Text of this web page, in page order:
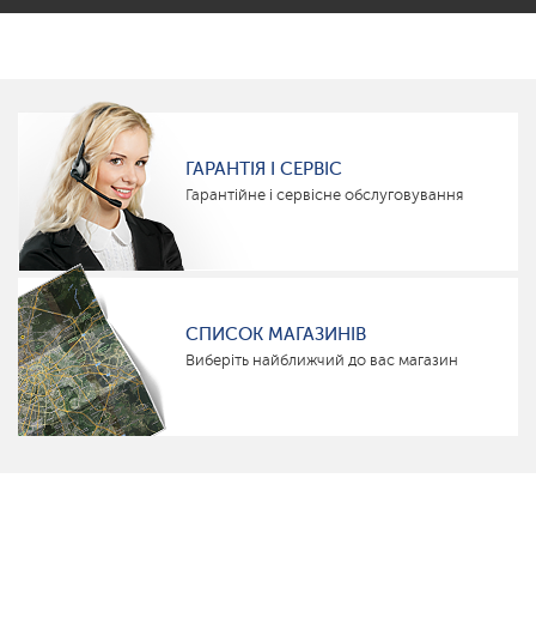
ГАРАНТІЯ І СЕРВІС
Гарантійне і сервісне обслуговування
СПИСОК МАГАЗИНІВ
Виберіть найближчий до вас магазин